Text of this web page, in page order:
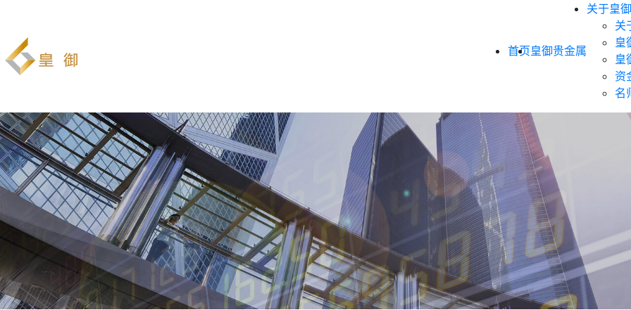
首页皇御贵金属
关于皇御
关
皇
皇
资
名